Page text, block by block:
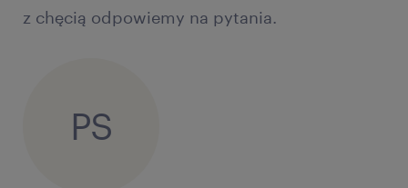
z chęcią odpowiemy na pytania.
PS